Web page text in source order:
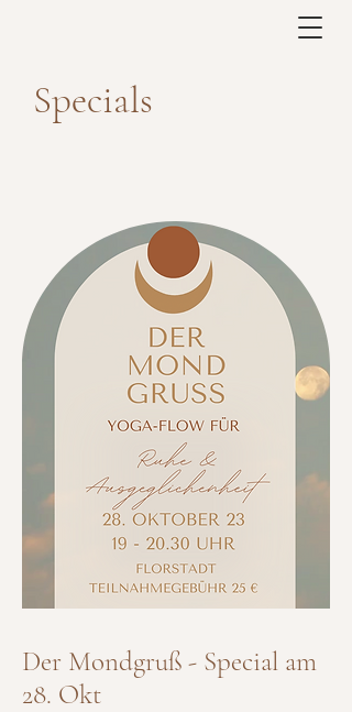
Specials
Der Mondgruß - Special am
28. Okt